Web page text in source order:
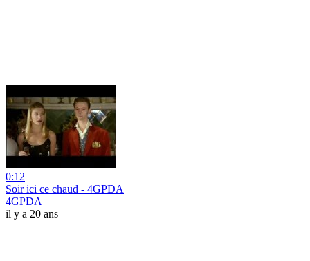
0:12
Soir ici ce chaud - 4GPDA
4GPDA
il y a 20 ans